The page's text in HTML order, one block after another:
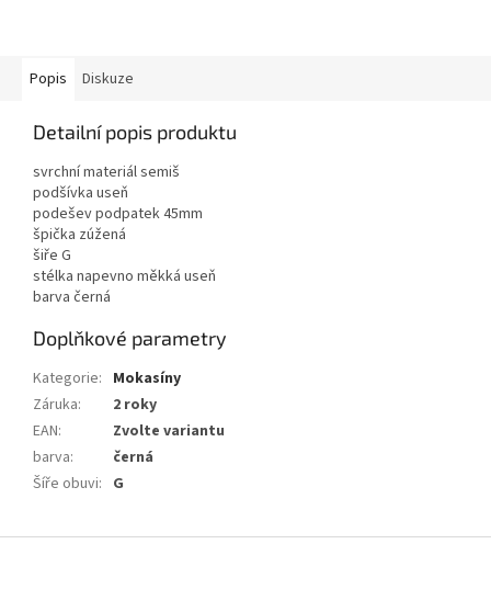
Popis Diskuze
Detailní popis produktu
svrchní materiál semiš
podšívka useň
podešev podpatek 45mm
špička zúžená
šiře G
stélka napevno měkká useň
barva černá
Doplňkové parametry
Kategorie: Mokasíny
Záruka:
2 roky
EAN:
Zvolte variantu
barva:
černá
Šíře obuvi: G